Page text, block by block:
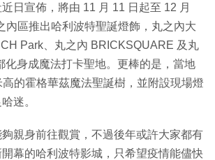
日宣佈，將由 11 月 11 日起至 12 月
內區推出哈利波特聖誕燈飾，丸之內大
Park、丸之內 BRICKSQUARE 及丸
化身成魔法打卡聖地。更棒的是，當地
的霍格華茲魔法聖誕樹，並附設現場燈
迷。
親身前往觀賞，不過後年或許大家都有
幕的哈利波特影城，只希望疫情能儘快